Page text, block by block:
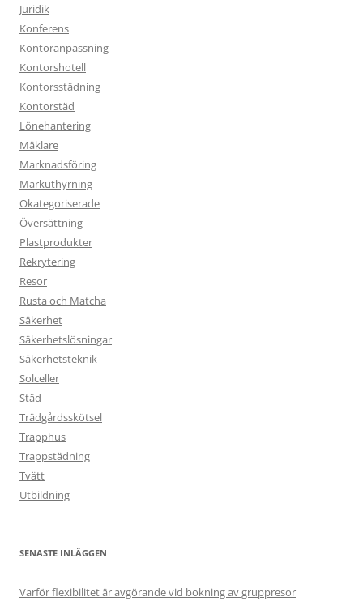
Juridik
Konferens
Kontoranpassning
Kontorshotell
Kontorsstädning
Kontorstäd
Lönehantering
Mäklare
Marknadsföring
Markuthyrning
Okategoriserade
Översättning
Plastprodukter
Rekrytering
Resor
Rusta och Matcha
Säkerhet
Säkerhetslösningar
Säkerhetsteknik
Solceller
Städ
Trädgårdsskötsel
Trapphus
Trappstädning
Tvätt
Utbildning
SENASTE INLÄGGEN
Varför flexibilitet är avgörande vid bokning av gruppresor